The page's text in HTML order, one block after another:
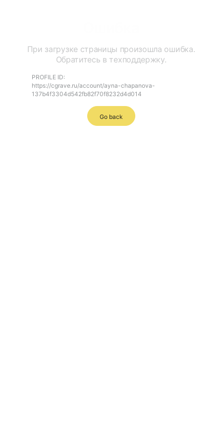
При загрузке страницы произошла ошибка.
Обратитесь в техподдержку.
PROFILE ID:
https://cgrave.ru/account/ayna-chapanova-
137b4f3304d542fb82f70f8232d4d014
Go back